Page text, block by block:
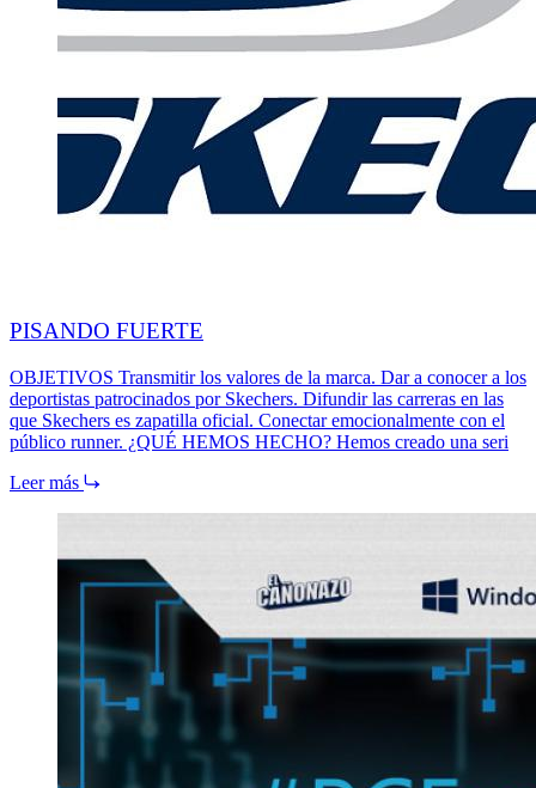
PISANDO FUERTE
OBJETIVOS Transmitir los valores de la marca. Dar a conocer a los
deportistas patrocinados por Skechers. Difundir las carreras en las
que Skechers es zapatilla oficial. Conectar emocionalmente con el
público runner. ¿QUÉ HEMOS HECHO? Hemos creado una seri
Leer más